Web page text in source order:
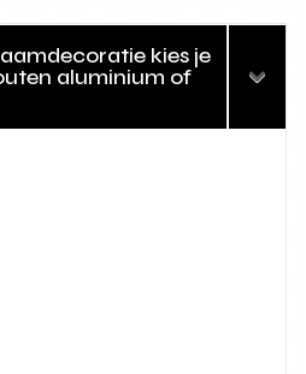
kies je
aluminium of